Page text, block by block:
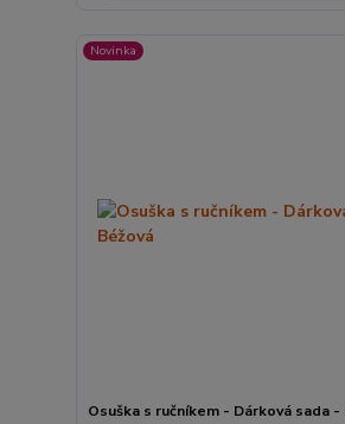
Novinka
Osuška s ručníkem - Dárková sada -